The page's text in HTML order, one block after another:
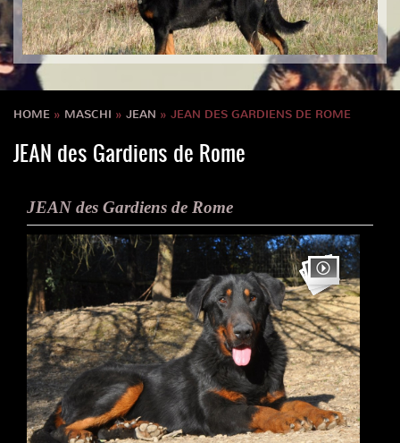
HOME » MASCHI » JEAN » JEAN DES GARDIENS DE ROME
JEAN des Gardiens de Rome
JEAN des Gardiens de Rome